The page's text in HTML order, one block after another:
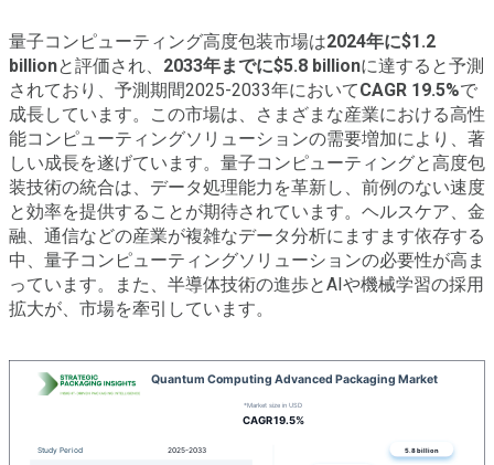
量子コンピューティング高度包装市場は2024年に$1.2
billionと評価され、 2033年までに$5.8 billionに達すると予測
されており、予測期間2025-2033年においてCAGR 19.5%で
成長しています。この市場は、さまざまな産業における高性
能コンピューティングソリューションの需要増加により、著
しい成長を遂げています。量子コンピューティングと高度包
装技術の統合は、データ処理能力を革新し、前例のない速度
と効率を提供することが期待されています。ヘルスケア、金
融、通信などの産業が複雑なデータ分析にますます依存する
中、量子コンピューティングソリューションの必要性が高ま
っています。また、半導体技術の進歩とAIや機械学習の採用
拡大が、市場を牽引しています。